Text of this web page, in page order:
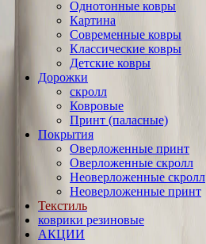
Однотонные ковры
Картина
Современные ковры
Классические ковры
Детские ковры
Дорожки
скролл
Ковровые
Принт (паласные)
Покрытия
Оверложенные принт
Оверложенные скролл
Неоверложенные скролл
Неоверложенные принт
Текстиль
коврики резиновые
АКЦИИ